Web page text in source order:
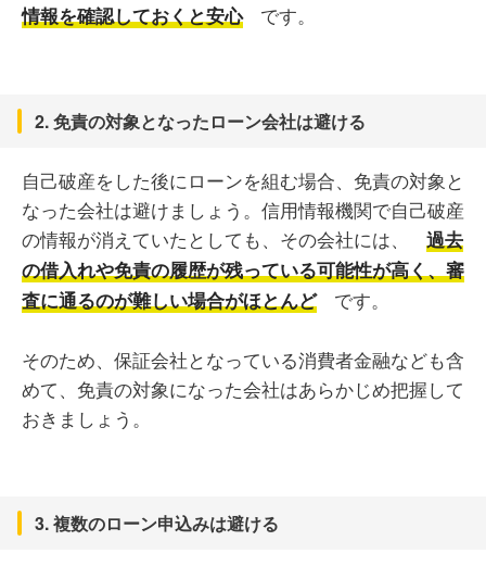
情報を確認しておくと安心
です。
2. 免責の対象となったローン会社は避ける
自己破産をした後にローンを組む場合、免責の対象と
なった会社は避けましょう。信用情報機関で自己破産
の情報が消えていたとしても、その会社には、
過去
の借入れや免責の履歴が残っている可能性が高く、審
査に通るのが難しい場合がほとんど
です。
そのため、保証会社となっている消費者金融なども含
めて、免責の対象になった会社はあらかじめ把握して
おきましょう。
3. 複数のローン申込みは避ける